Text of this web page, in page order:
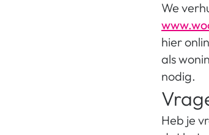
We
hier
als
nodig.
Heb je